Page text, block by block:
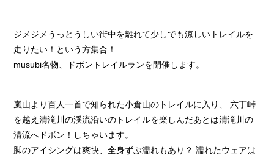
ジメジメうっとうしい街中を離れて少しでも涼しいトレイルを
走りたい！という方集合！
musubi名物、ドボントレイルランを開催します。
嵐山より百人一首で知られた小倉山のトレイルに入り、 六丁峠
を越え清滝川の渓流沿いのトレイルを楽しんだあとは清滝川の
清流へドボン！しちゃいます。
脚のアイシングは爽快、全身ずぶ濡れもあり？ 濡れたウェアは